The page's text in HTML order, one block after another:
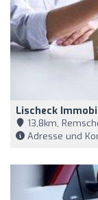
Lischeck
13,8km,
Adresse und